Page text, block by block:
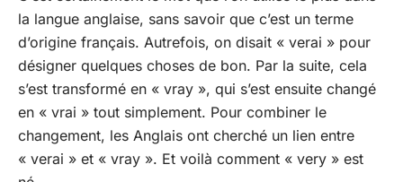
la langue anglaise, sans savoir que c’est un terme
d’origine français. Autrefois, on disait « verai » pour
désigner quelques choses de bon. Par la suite, cela
s’est transformé en « vray », qui s’est ensuite changé
en « vrai » tout simplement. Pour combiner le
changement, les Anglais ont cherché un lien entre
« verai » et « vray ». Et voilà comment « very » est